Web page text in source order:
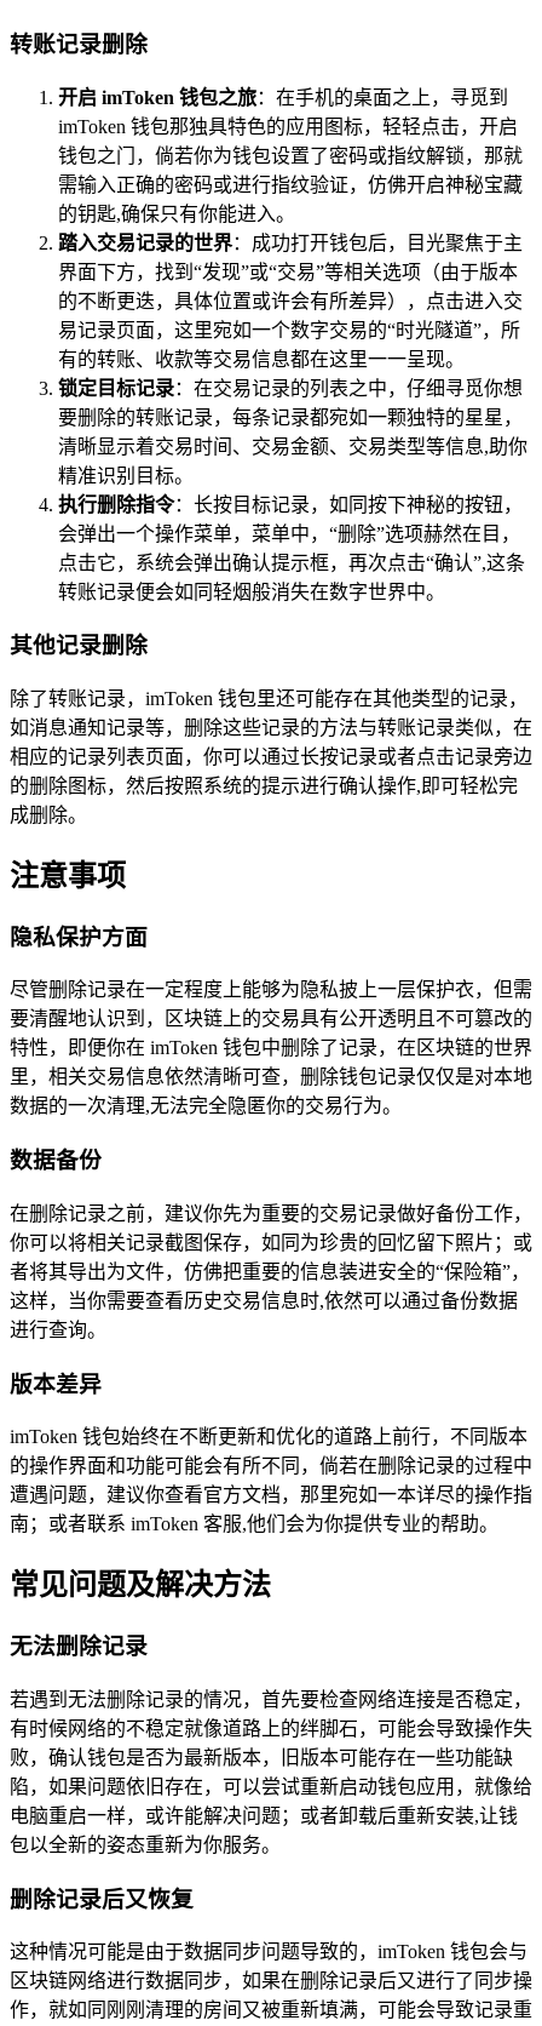
转账记录删除
开启 imToken 钱包之旅：在手机的桌面之上，寻觅到
imToken 钱包那独具特色的应用图标，轻轻点击，开启
钱包之门，倘若你为钱包设置了密码或指纹解锁，那就
需输入正确的密码或进行指纹验证，仿佛开启神秘宝藏
的钥匙,确保只有你能进入。
踏入交易记录的世界：成功打开钱包后，目光聚焦于主
界面下方，找到“发现”或“交易”等相关选项（由于版本
的不断更迭，具体位置或许会有所差异），点击进入交
易记录页面，这里宛如一个数字交易的“时光隧道”，所
有的转账、收款等交易信息都在这里一一呈现。
锁定目标记录：在交易记录的列表之中，仔细寻觅你想
要删除的转账记录，每条记录都宛如一颗独特的星星，
清晰显示着交易时间、交易金额、交易类型等信息,助你
精准识别目标。
执行删除指令：长按目标记录，如同按下神秘的按钮，
会弹出一个操作菜单，菜单中，“删除”选项赫然在目，
点击它，系统会弹出确认提示框，再次点击“确认”,这条
转账记录便会如同轻烟般消失在数字世界中。
其他记录删除
除了转账记录，imToken 钱包里还可能存在其他类型的记录，
如消息通知记录等，删除这些记录的方法与转账记录类似，在
相应的记录列表页面，你可以通过长按记录或者点击记录旁边
的删除图标，然后按照系统的提示进行确认操作,即可轻松完
成删除。
注意事项
隐私保护方面
尽管删除记录在一定程度上能够为隐私披上一层保护衣，但需
要清醒地认识到，区块链上的交易具有公开透明且不可篡改的
特性，即便你在 imToken 钱包中删除了记录，在区块链的世界
里，相关交易信息依然清晰可查，删除钱包记录仅仅是对本地
数据的一次清理,无法完全隐匿你的交易行为。
数据备份
在删除记录之前，建议你先为重要的交易记录做好备份工作，
你可以将相关记录截图保存，如同为珍贵的回忆留下照片；或
者将其导出为文件，仿佛把重要的信息装进安全的“保险箱”，
这样，当你需要查看历史交易信息时,依然可以通过备份数据
进行查询。
版本差异
imToken 钱包始终在不断更新和优化的道路上前行，不同版本
的操作界面和功能可能会有所不同，倘若在删除记录的过程中
遭遇问题，建议你查看官方文档，那里宛如一本详尽的操作指
南；或者联系 imToken 客服,他们会为你提供专业的帮助。
常见问题及解决方法
无法删除记录
若遇到无法删除记录的情况，首先要检查网络连接是否稳定，
有时候网络的不稳定就像道路上的绊脚石，可能会导致操作失
败，确认钱包是否为最新版本，旧版本可能存在一些功能缺
陷，如果问题依旧存在，可以尝试重新启动钱包应用，就像给
电脑重启一样，或许能解决问题；或者卸载后重新安装,让钱
包以全新的姿态重新为你服务。
删除记录后又恢复
这种情况可能是由于数据同步问题导致的，imToken 钱包会与
区块链网络进行数据同步，如果在删除记录后又进行了同步操
作，就如同刚刚清理的房间又被重新填满，可能会导致记录重